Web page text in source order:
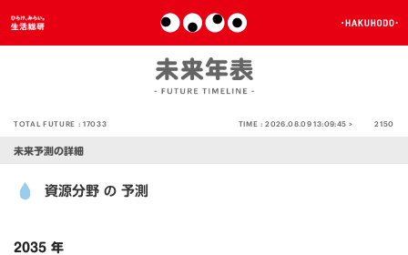
TOTAL FUTURE :17033 TIME :2026.08.09 13:09:45 > 2150
未来予測の詳細
資源分野 の 予測
2035 年